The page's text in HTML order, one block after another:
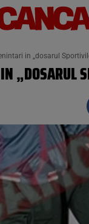
in „dosarul
„DOSARUL